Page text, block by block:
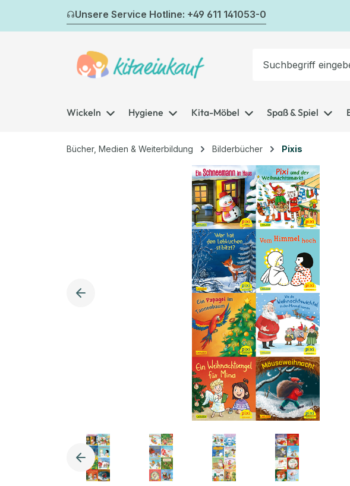
Hauptinhalt springen
Zur Suche springen
Zur Hauptnavigation springen
Unsere Service Hotline: +49 611 141053-0
Wickeln Hygiene Kita-Möbel Spaß & Spiel
Bücher, Medien & Weiterbildung Bilderbücher Pixis